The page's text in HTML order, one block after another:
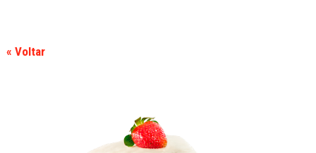
« Voltar